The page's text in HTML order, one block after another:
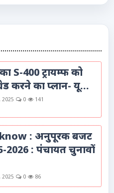
S-400 ट्रायम्फ को
करने का प्लान- यू...
2025 0 141
: अनुपूरक बजट
2026 : पंचायत चुनावों
2025 0 86